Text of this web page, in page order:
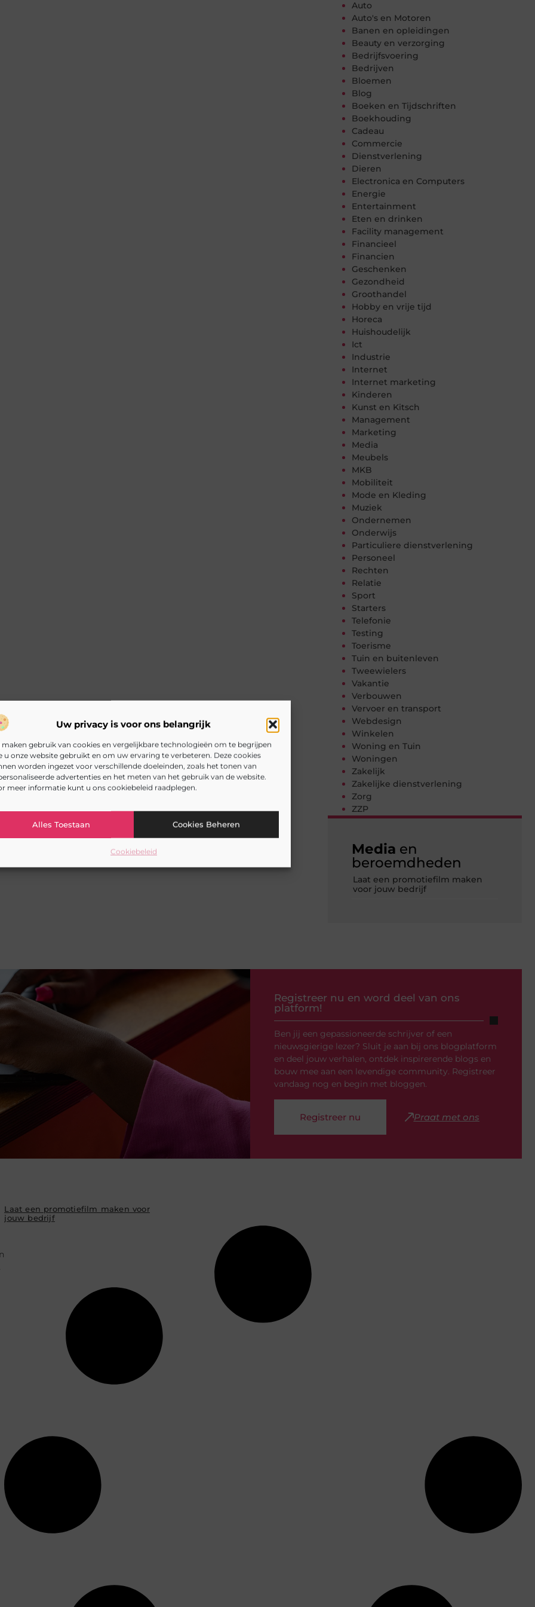
Uw privacy is voor ons belangrijk
maken gebruik van cookies en vergelijkbare technologieën om te begrijpen
u onze website gebruikt en om uw ervaring te verbeteren. Deze cookies
worden ingezet voor verschillende doeleinden, zoals het tonen van
advertenties en het meten van het gebruik van de website.
meer informatie kunt u ons cookiebeleid raadplegen.
Alles Toestaan Cookies Beheren
Cookiebeleid
Auto
Auto's en Motoren
Banen en opleidingen
Beauty en verzorging
Bedrijfsvoering
Bedrijven
Bloemen
Blog
Boeken en Tijdschriften
Boekhouding
Cadeau
Commercie
Dienstverlening
Dieren
Electronica en Computers
Energie
Entertainment
Eten en drinken
Facility management
Financieel
Financien
Geschenken
Gezondheid
Groothandel
Hobby en vrije tijd
Horeca
Huishoudelijk
Ict
Industrie
Internet
Internet marketing
Kinderen
Kunst en Kitsch
Management
Marketing
Media
Meubels
MKB
Mobiliteit
Mode en Kleding
Muziek
Ondernemen
Onderwijs
Particuliere dienstverlening
Personeel
Rechten
Relatie
Sport
Starters
Telefonie
Testing
Toerisme
Tuin en buitenleven
Tweewielers
Vakantie
Verbouwen
Vervoer en transport
Webdesign
Winkelen
Woning en Tuin
Woningen
Zakelijk
Zakelijke dienstverlening
Zorg
ZZP
Media en
beroemdheden
Laat een promotiefilm maken
voor jouw bedrijf
Registreer nu en word deel van ons
platform!
Ben jij een gepassioneerde schrijver of een
nieuwsgierige lezer? Sluit je aan bij ons blogplatform
en deel jouw verhalen, ontdek inspirerende blogs en
bouw mee aan een levendige community. Registreer
vandaag nog en begin met bloggen.
Registreer nu Praat met ons
Laat een promotiefilm maken voor
jouw bedrijf